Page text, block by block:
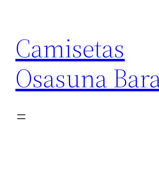
contenido
Camisetas
Osasuna